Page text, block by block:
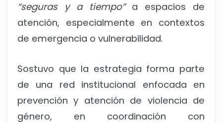
“seguras y a tiempo”a espacios de
atención, especialmente en contextos
de emergencia o vulnerabilidad.
Sostuvo que la estrategia forma parte
de una red institucional enfocada en
prevención y atención de violencia de
género, en coordinación con